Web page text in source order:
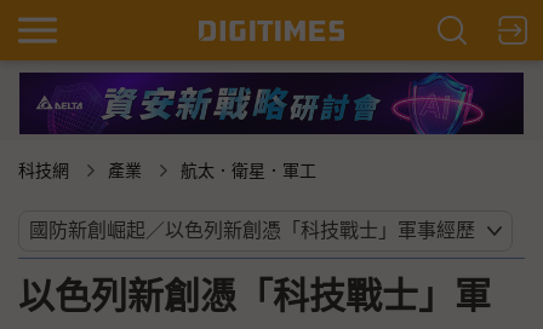
科技網 產業 航太．衛星．軍工
以色列新創憑「科技戰士」軍